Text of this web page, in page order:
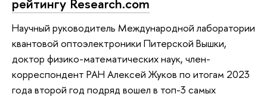
рейтингу Research.com
Научный руководитель Международной лаборатории
квантовой оптоэлектроники Питерской Вышки,
доктор физико-математических наук, член-
корреспондент РАН Алексей Жуков по итогам 2023
года второй год подряд вошел в топ-3 самых